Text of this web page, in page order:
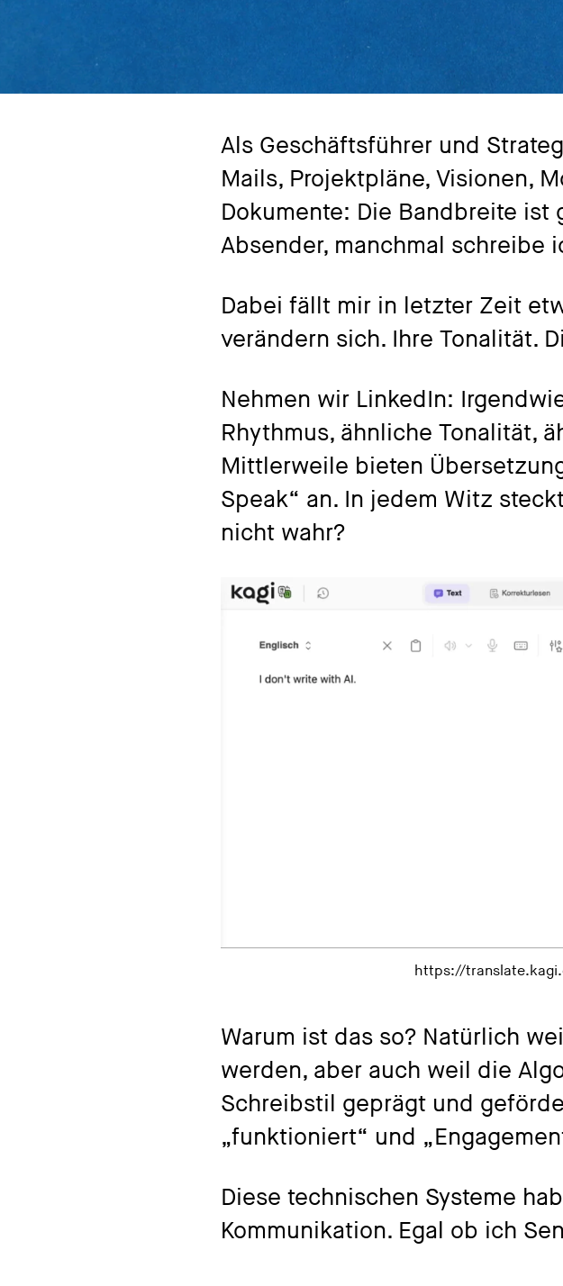
Als Geschäftsführer und
Mails, Projektpläne, Visionen,
Dokumente: Die Bandbreite
Absender, manchmal schreibe
Dabei fällt mir in letzter Zeit
verändern sich. Ihre Tonalität.
Nehmen wir LinkedIn:
Rhythmus, ähnliche Tonalität,
Mittlerweile bieten
Speak“ an. In jedem Witz
nicht wahr?
https://
Warum ist das so? Natürlich
werden, aber auch weil die
Schreibstil geprägt und
„funktioniert“ und
Diese technischen Systeme
Kommunikation. Egal ob ich